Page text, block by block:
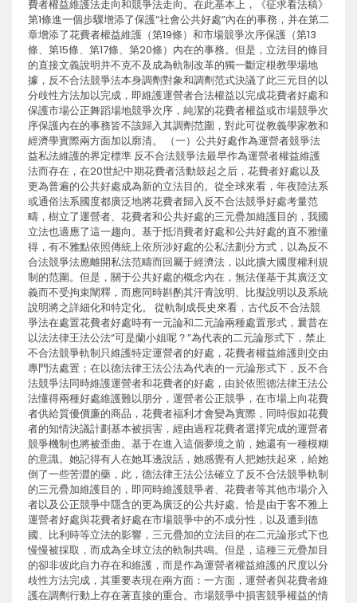
費者權益維護法走向和競爭法走向。在此基本上，《征求看法稿》
第1條進一個步驟增添了保護“社會公共好處”內在的事務，并在第二
章增添了花費者權益維護（第19條）和市場競爭次序保護（第13
條、第15條、第17條、第20條）內在的事務。但是，立法目的條目
的直接文義說明并不克不及成為軌制改革的獨一斷定根教學場地
據，反不合法競爭法本身調劑對象和調劑范式決議了此三元目的以
分歧性方法加以完成，即維護運營者合法權益以完成花費者好處和
保護市場公正舞蹈場地競爭次序，純潔的花費者權益或市場競爭次
序保護內在的事務皆不該歸入其調劑范圍，對此可從教義學家教和
經濟學實際兩方面加以廓清。 （一）公共好處作為運營者競爭法
益私法維護的界定標準 反不合法競爭法最早作為運營者權益維護
法而存在，在20世紀中期花費者活動鼓起之后，花費者好處以及
更為普遍的公共好處成為新的立法目的。從全球來看，年夜陸法系
或通俗法系國度都廣泛地將花費者歸入反不合法競爭好處考量范
疇，樹立了運營者、花費者和公共好處的三元疊加維護目的，我國
立法也適應了這一趨向。基于抵消費者好處和公共好處的直不雅懂
得，有不雅點依照傳統上依所涉好處的公私法劃分方式，以為反不
合法競爭法應離開私法范疇而回屬于經濟法，以此擴大國度權利規
制的范圍。但是，關于公共好處的概念內在，無法僅基于其廣泛文
義而不受拘束闡釋，而應同時斟酌其汗青說明、比擬說明以及系統
說明將之詳細化和特定化。 從軌制成長史來看，古代反不合法競
爭法在處置花費者好處時有一元論和二元論兩種處置形式，曩昔在
以法法律王法公法“可是蘭小姐呢？”為代表的二元論形式下，禁止
不合法競爭軌制只維護特定運營者的好處，花費者權益維護則交由
專門法處置；在以德法律王法公法為代表的一元論形式下，反不合
法競爭法同時維護運營者和花費者的好處，由於依照德法律王法公
法懂得兩種好處維護難以朋分，運營者公正競爭，在市場上向花費
者供給質優價廉的商品，花費者福利才會變為實際，同時假如花費
者的知情決議計劃基本被損害，經由過程花費者選擇完成的運營者
競爭機制也將被歪曲。基于在進入這個夢境之前，她還有一種模糊
的意識。她記得有人在她耳邊說話，她感覺有人把她扶起來，給她
倒了一些苦澀的藥，此，德法律王法公法確立了反不合法競爭軌制
的三元疊加維護目的，即同時維護競爭者、花費者等其他市場介入
者以及公正競爭中隱含的更為廣泛的公共好處。恰是由于客不雅上
運營者好處與花費者好處在市場競爭中的不成分性，以及遭到德
國、比利時等立法的影響，三元疊加的立法目的在二元論形式下也
慢慢被採取，而成為全球立法的軌制共鳴。但是，這種三元疊加目
的卻非彼此自力存在和維護，而是作為運營者權益維護的尺度以分
歧性方法完成，其重要表現在兩方面：一方面，運營者與花費者維
護在調劑行動上存在著直接的重合。市場競爭中損害競爭權益的情